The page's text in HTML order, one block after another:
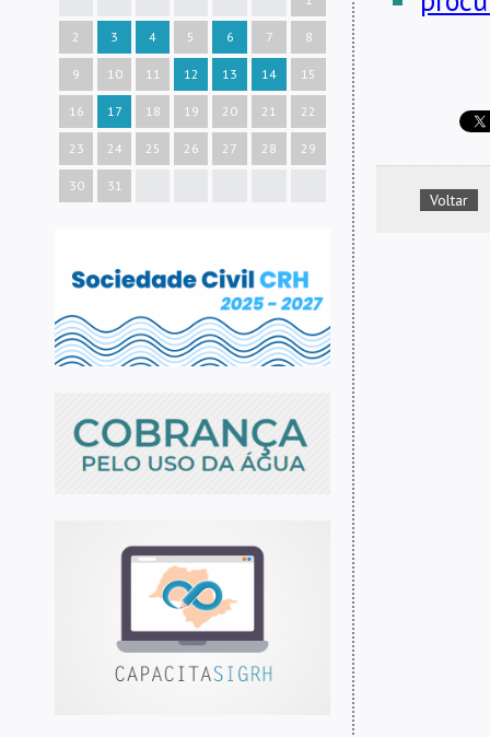
2 3 4 5 6 7 8
9 10 11 12 13 14 15
16 17 18 19 20 21 22
23 24 25 26 27 28 29
30 31
Voltar